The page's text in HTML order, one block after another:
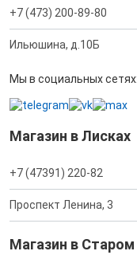
+7 (473) 200-89-80
Ильюшина, д.10Б
Мы в социальных сетях:
Магазин в Лисках
+7 (47391) 220-82
Проспект Ленина, 3
Магазин в